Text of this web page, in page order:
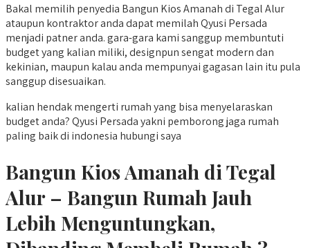
Bakal memilih penyedia Bangun Kios Amanah di Tegal Alur
ataupun kontraktor anda dapat memilah Qyusi Persada
menjadi patner anda. gara-gara kami sanggup membuntuti
budget yang kalian miliki, designpun sengat modern dan
kekinian, maupun kalau anda mempunyai gagasan lain itu pula
sanggup disesuaikan.
kalian hendak mengerti rumah yang bisa menyelaraskan
budget anda? Qyusi Persada yakni pemborong jaga rumah
paling baik di indonesia hubungi saya
Bangun Kios Amanah di Tegal
Alur – Bangun Rumah Jauh
Lebih Menguntungkan,